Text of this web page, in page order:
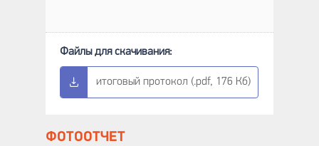
итоговый протокол (.pdf, 176 Кб)
ФОТООТЧЕТ